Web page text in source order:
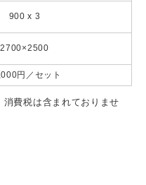
900 x 3
2700×2500
円／セット
費税は含まれておりませ